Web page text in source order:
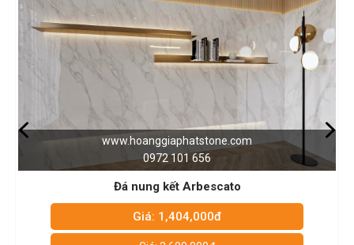
0972 101 656